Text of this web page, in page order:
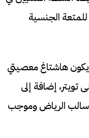
الجنسية
هاشتاغ معصيتي
تويتر، إضافة إلى
الرياض وموجب